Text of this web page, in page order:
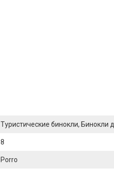
Туристические бинокли, Бинокли
8
Porro